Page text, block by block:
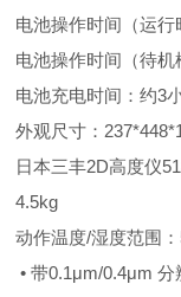
电池操作时间（运
电池操作时间（待
电池充电时间：约3
外观尺寸：
日本三丰2D高度仪
4.5kg
动作温度/湿度范围
• 带0.1μm/0.4μm